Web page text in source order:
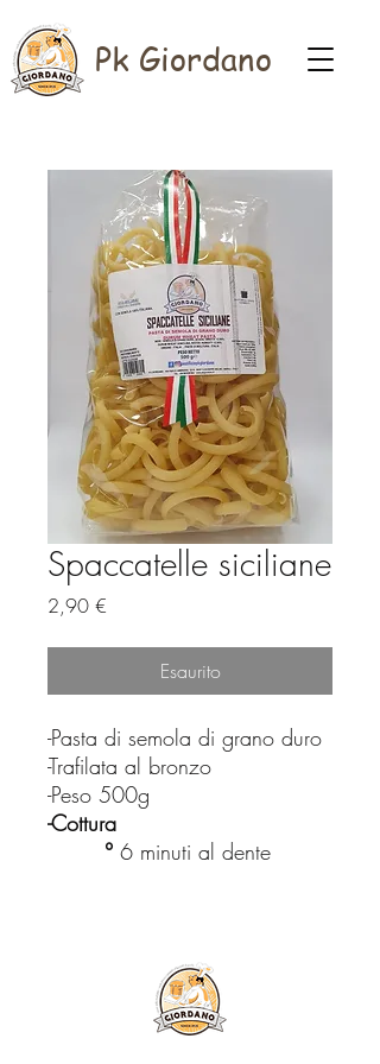
Pk Giordano
Spaccatelle siciliane
2,90 €
Esaurito
-Pasta di semola di grano duro
-Trafilata al bronzo
-Peso 500g
-Cottura
° 6 minuti al dente